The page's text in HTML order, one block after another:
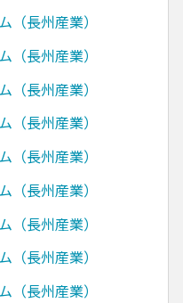
（長州産業）
（長州産業）
（長州産業）
（長州産業）
（長州産業）
（長州産業）
（長州産業）
（長州産業）
（長州産業）